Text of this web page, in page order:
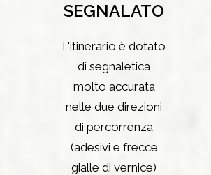
SEGNALATO
L'itinerario è dotato
di segnaletica
molto accurata
nelle due direzioni
di percorrenza
(adesivi e frecce
gialle di vernice)